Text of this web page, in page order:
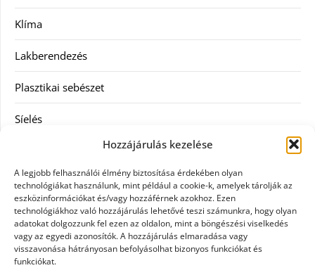
Hozzájárulás kezelése
A legjobb felhasználói élmény biztosítása érdekében olyan
technológiákat használunk, mint például a cookie-k, amelyek tárolják az
eszközinformációkat és/vagy hozzáférnek azokhoz. Ezen
technológiákhoz való hozzájárulás lehetővé teszi számunkra, hogy olyan
adatokat dolgozzunk fel ezen az oldalon, mint a böngészési viselkedés
vagy az egyedi azonosítók. A hozzájárulás elmaradása vagy
visszavonása hátrányosan befolyásolhat bizonyos funkciókat és
funkciókat.
Klíma
Lakberendezés
Plasztikai sebészet
Síelés
Táskák
Vásárlás
Webáruház